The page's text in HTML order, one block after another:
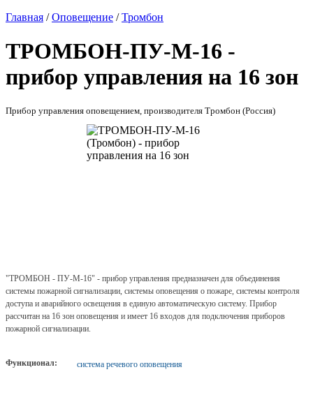
Главная /Оповещение /Тромбон
ТРОМБОН-ПУ-М-16 -
прибор управления на 16 зон
Прибор управления оповещением, производителя Тромбон (Россия)
"ТРОМБОН - ПУ-М-16" - прибор управления предназначен для объединения
системы пожарной сигнализации, системы оповещения о пожаре, системы контроля
доступа и аварийного освещения в единую автоматическую систему. Прибор
рассчитан на 16 зон оповещения и имеет 16 входов для подключения приборов
пожарной сигнализации.
Функционал: система речевого оповещения